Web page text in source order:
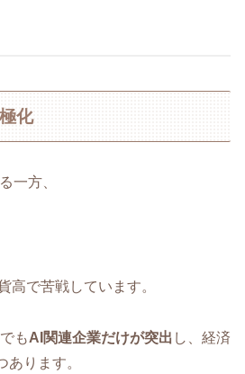
化
一方、
高で苦戦しています。
もAI関連企業だけが突出 し、経済
あります。